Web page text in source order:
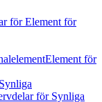
för Element för
Element för
för Synliga